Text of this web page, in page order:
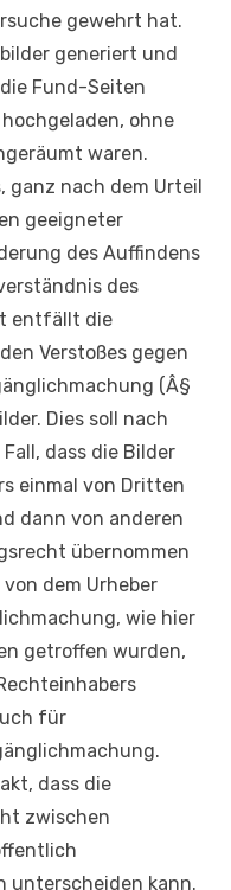
gewehrt hat.
generiert und
Fund-Seiten
ohne
waren.
ganz nach dem Urteil
geeigneter
des Auffindens
des
entfällt die
Verstoßes gegen
(Â§
Dies soll nach
dass die Bilder
einmal von Dritten
dann von anderen
übernommen
dem Urheber
wie hier
getroffen wurden,
für
dass die
zwischen
unterscheiden kann.